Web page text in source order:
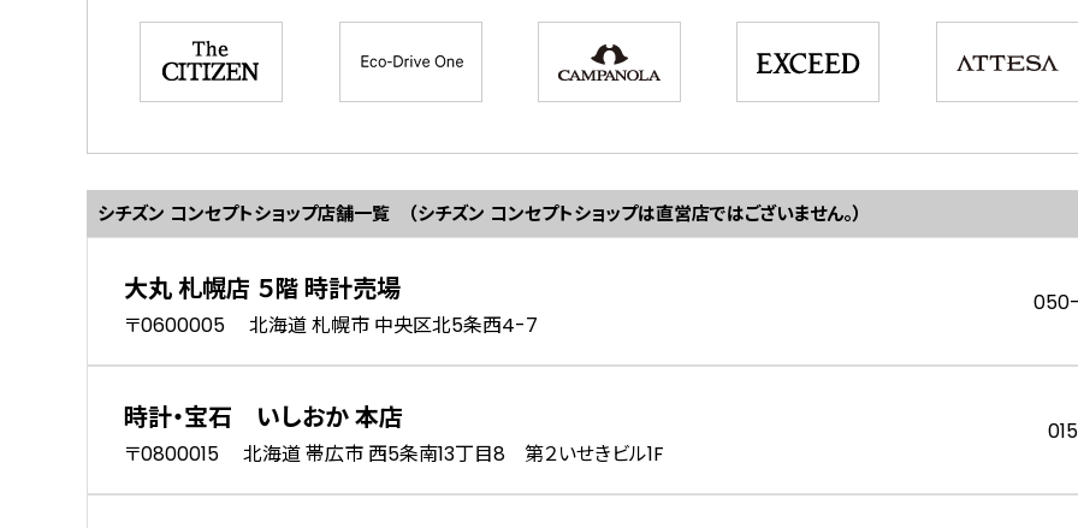
シチズン コンセプトショップ店舗一覧 （シチズン コンセプトショップは直営店ではございません。）
大丸 札幌店 ５階 時計売場
〒0600005 北海道 札幌市 中央区北5条西4-7
時計・宝石 いしおか 本店
〒0800015 北海道 帯広市 西5条南13丁目8 第２いせきビル1F